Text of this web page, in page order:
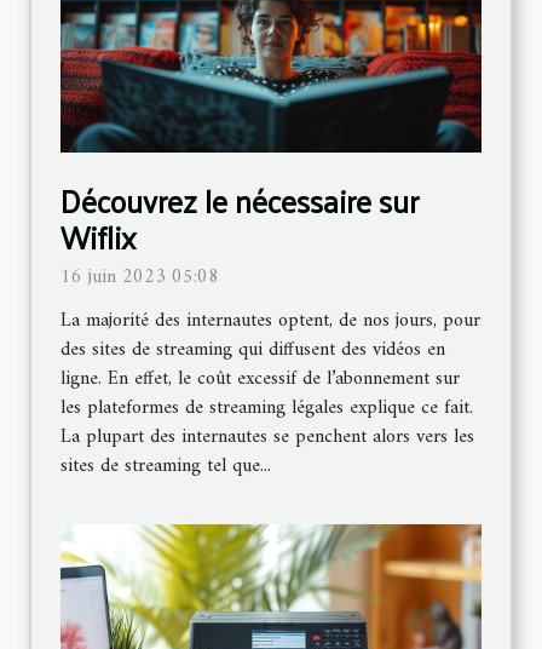
Découvrez le nécessaire sur
Wiflix
16 juin 2023 05:08
La majorité des internautes optent, de nos jours, pour
des sites de streaming qui diffusent des vidéos en
ligne. En effet, le coût excessif de l’abonnement sur
les plateformes de streaming légales explique ce fait.
La plupart des internautes se penchent alors vers les
sites de streaming tel que...